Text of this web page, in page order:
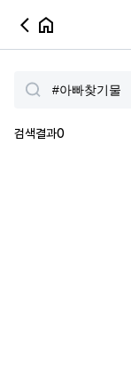
검색결과0